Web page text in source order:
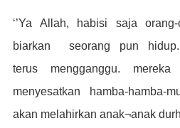
‘’Ya Allah, habisi saja
biarkan seorang pun
terus mengganggu.
menyesatkan
hamba-hamba-
akan melahirkan anak¬anak